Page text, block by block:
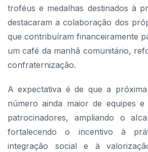
troféus e medalhas destinados à
destacaram a colaboração dos
que contribuíram financeiramente
um café da manhã comunitário,
confraternização.
A expectativa é de que a
número ainda maior de equipes
patrocinadores, ampliando o
fortalecendo o incentivo à
integração social e à